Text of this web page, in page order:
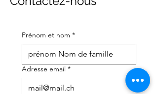
Prénom et nom *
Adresse email *